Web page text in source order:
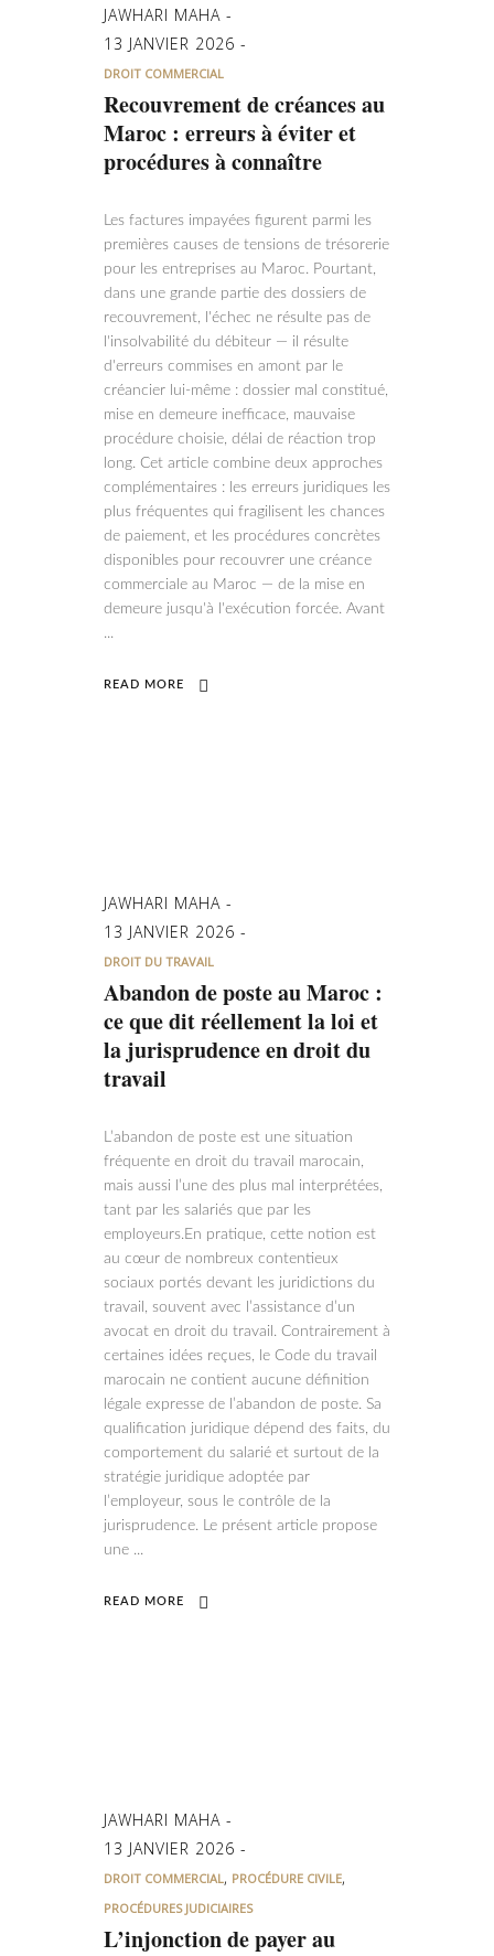
JAWHARI MAHA
13 JANVIER 2026
DROIT COMMERCIAL
Recouvrement de créances au
Maroc : erreurs à éviter et
procédures à connaître
Les factures impayées figurent parmi les
premières causes de tensions de trésorerie
pour les entreprises au Maroc. Pourtant,
dans une grande partie des dossiers de
recouvrement, l'échec ne résulte pas de
l'insolvabilité du débiteur — il résulte
d'erreurs commises en amont par le
créancier lui-même : dossier mal constitué,
mise en demeure inefficace, mauvaise
procédure choisie, délai de réaction trop
long. Cet article combine deux approches
complémentaires : les erreurs juridiques les
plus fréquentes qui fragilisent les chances
de paiement, et les procédures concrètes
disponibles pour recouvrer une créance
commerciale au Maroc — de la mise en
demeure jusqu'à l'exécution forcée. Avant
READ MORE
JAWHARI MAHA
13 JANVIER 2026
DROIT DU TRAVAIL
Abandon de poste au Maroc :
ce que dit réellement la loi et
la jurisprudence en droit du
travail
L’abandon de poste est une situation
fréquente en droit du travail marocain,
mais aussi l’une des plus mal interprétées,
tant par les salariés que par les
employeurs.En pratique, cette notion est
au cœur de nombreux contentieux
sociaux portés devant les juridictions du
travail, souvent avec l’assistance d’un
avocat en droit du travail. Contrairement à
certaines idées reçues, le Code du travail
marocain ne contient aucune définition
légale expresse de l’abandon de poste. Sa
qualification juridique dépend des faits, du
comportement du salarié et surtout de la
stratégie juridique adoptée par
l’employeur, sous le contrôle de la
jurisprudence. Le présent article propose
une
READ MORE
JAWHARI MAHA
13 JANVIER 2026
DROIT COMMERCIAL, PROCÉDURE CIVILE,
PROCÉDURES JUDICIAIRES
L’injonction de payer au